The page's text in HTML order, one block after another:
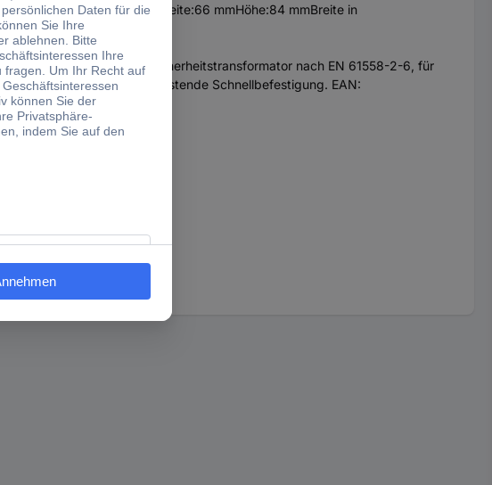
mmBreite:66 mmHöhe:84 mmBreite in
24 V, Leistung 25 VA, Sicherheitstransformator nach EN 61558-2-6, für
EN 60715 duch rastende Schnellbefestigung. EAN: